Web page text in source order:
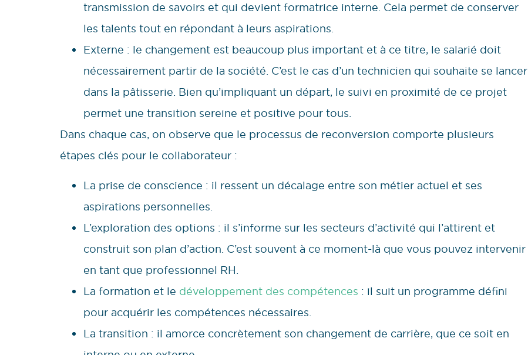
transmission de savoirs et qui devient formatrice interne. Cela permet de conserver
les talents tout en répondant à leurs aspirations.
Externe : le changement est beaucoup plus important et à ce titre, le salarié doit
nécessairement partir de la société. C’est le cas d’un technicien qui souhaite se lancer
dans la pâtisserie. Bien qu’impliquant un départ, le suivi en proximité de ce projet
permet une transition sereine et positive pour tous.
Dans chaque cas, on observe que le processus de reconversion comporte plusieurs
étapes clés pour le collaborateur :
La prise de conscience : il ressent un décalage entre son métier actuel et ses
aspirations personnelles.
L’exploration des options : il s’informe sur les secteurs d’activité qui l’attirent et
construit son plan d’action. C’est souvent à ce moment-là que vous pouvez intervenir
en tant que professionnel RH.
La formation et le développement des compétences : il suit un programme défini
pour acquérir les compétences nécessaires.
La transition : il amorce concrètement son changement de carrière, que ce soit en